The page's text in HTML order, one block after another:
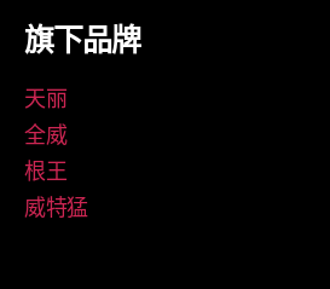
旗下品牌
天丽
全威
根王
威特猛